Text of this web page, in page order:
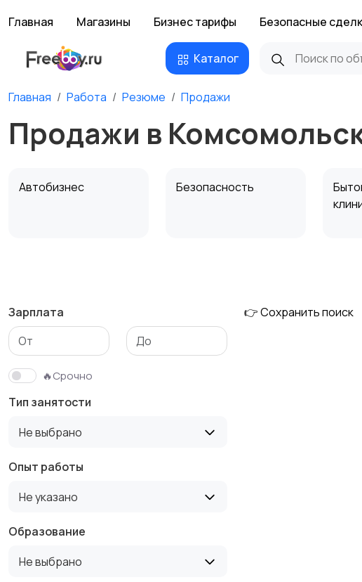
Главная Магазины Бизнес тарифы Безопасные
Каталог
Главная Работа Резюме Продажи
Продажи в
Автобизнес Безопасность
Медицина Начало карьеры
Производство
Рестораны и
Зарплата
🔥Срочно
Тип занятости
Не выбрано
Опыт работы
Не указано
Образование
Не выбрано
👉 Сохранить поиск